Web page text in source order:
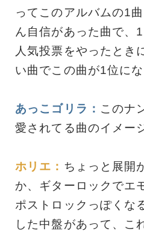
ってこのアルバムの1
ん自信があった曲で、
人気投票をやったとき
い曲でこの曲が1位にな
あっこゴリラ： このナ
愛されてる曲のイメー
ホリエ： ちょっと展開
か、ギターロックでエ
ポストロックっぽくな
した中盤があって、こ